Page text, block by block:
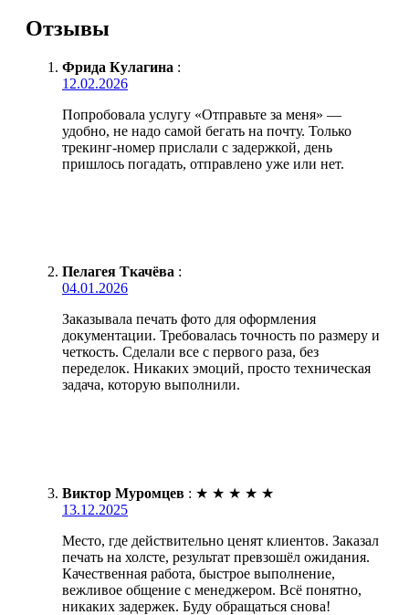
Отзывы
Фрида Кулагина :
12.02.2026
Попробовала услугу «Отправьте за меня» —
удобно, не надо самой бегать на почту. Только
трекинг-номер прислали с задержкой, день
пришлось погадать, отправлено уже или нет.
Пелагея Ткачёва :
04.01.2026
Заказывала печать фото для оформления
документации. Требовалась точность по размеру и
четкость. Сделали все с первого раза, без
переделок. Никаких эмоций, просто техническая
задача, которую выполнили.
Виктор Муромцев : ★ ★ ★ ★ ★
13.12.2025
Место, где действительно ценят клиентов. Заказал
печать на холсте, результат превзошёл ожидания.
Качественная работа, быстрое выполнение,
вежливое общение с менеджером. Всё понятно,
никаких задержек. Буду обращаться снова!